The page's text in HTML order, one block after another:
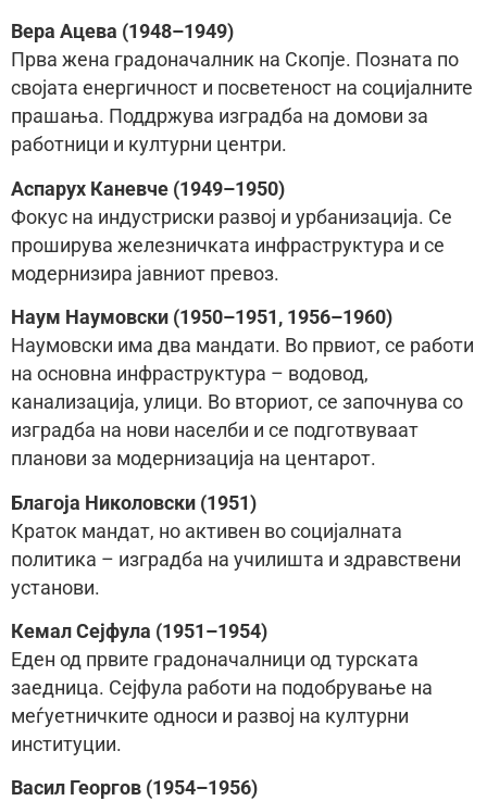
Вера Ацева (1948–1949)
Прва жена градоначалник на Скопје. Позната по
својата енергичност и посветеност на социјалните
прашања. Поддржува изградба на домови за
работници и културни центри.
Аспарух Каневче (1949–1950)
Фокус на индустриски развој и урбанизација. Се
проширува железничката инфраструктура и се
модернизира јавниот превоз.
Наум Наумовски (1950–1951, 1956–1960)
Наумовски има два мандати. Во првиот, се работи
на основна инфраструктура – водовод,
канализација, улици. Во вториот, се започнува со
изградба на нови населби и се подготвуваат
планови за модернизација на центарот.
Благоја Николовски (1951)
Краток мандат, но активен во социјалната
политика – изградба на училишта и здравствени
установи.
Кемал Сејфула (1951–1954)
Еден од првите градоначалници од турската
заедница. Сејфула работи на подобрување на
меѓуетничките односи и развој на културни
институции.
Васил Георгов (1954–1956)